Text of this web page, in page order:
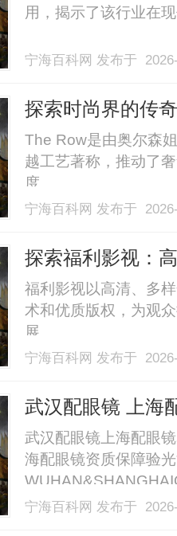
用，揭示了该行业在
宁海百科网 发布于
探索时尚界的传
合
The Row是由奥尔森
越工艺著称，推动了
度。......
宁海百科网 发布于
探索福利影视：
福利影视以高清、多
术和优质版权，为观
展。......
宁海百科网 发布于
武汉配眼镜 上海
武汉配眼镜上海配眼
海配眼镜资质保障验
业验光配镜的写字楼
宁海百科网 发布于